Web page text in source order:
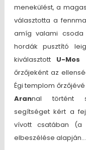
menekülést, a
választotta a
amíg valami csoda
hordák pusztító
kiválasztott U-Mos
őrzőjeként az
Égi templom
Arannal történt
segítséget kért a
vívott csatában (a
elbeszélése